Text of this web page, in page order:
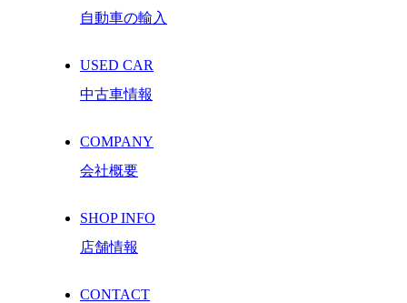
自動車の輸入
USED CAR
中古車情報
COMPANY
会社概要
SHOP INFO
店舗情報
CONTACT